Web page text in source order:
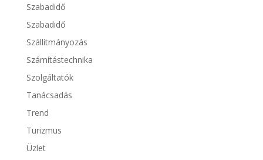
Szabadidő
Szabadidő
Szállítmányozás
Számítástechnika
Szolgáltatók
Tanácsadás
Trend
Turizmus
Üzlet